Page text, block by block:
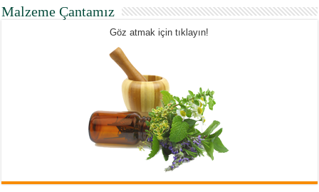
Malzeme Çantamız
Göz atmak için tıklayın!